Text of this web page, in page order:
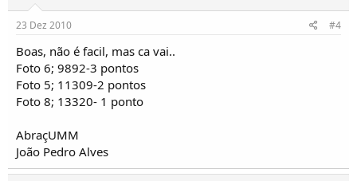
23 Dez 2010 #4
Boas, não é facil, mas ca vai..
Foto 6; 9892-3 pontos
Foto 5; 11309-2 pontos
Foto 8; 13320- 1 ponto
AbraçUMM
João Pedro Alves